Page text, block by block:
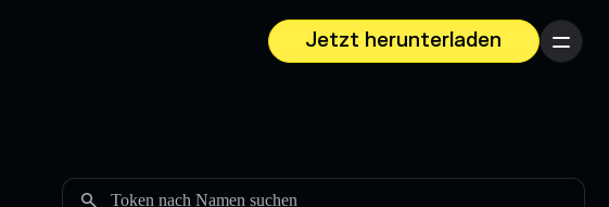
Jetzt herunterladen
Menü
Token nach Namen suchen